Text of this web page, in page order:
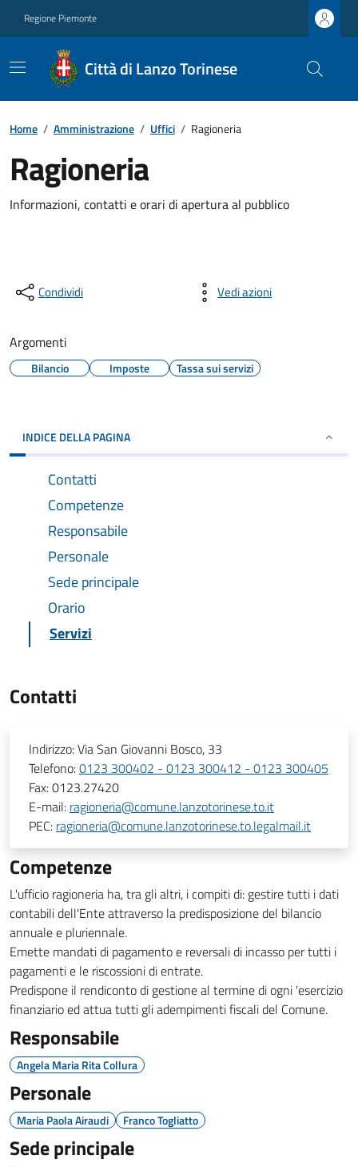
Regione Piemonte
Città di Lanzo Torinese
Home / Amministrazione / Uffici / Ragioneria
Ragioneria
Informazioni, contatti e orari di apertura al pubblico
Condividi Vedi azioni
Argomenti
Bilancio Imposte Tassa sui servizi
INDICE DELLA PAGINA
Contatti
Competenze
Responsabile
Personale
Sede principale
Orario
Servizi
Contatti
Indirizzo:Via San Giovanni Bosco, 33
Telefono:0123 300402 - 0123 300412 - 0123 300405
Fax:0123.27420
E-mail: ragioneria@comune.lanzotorinese.to.it
PEC: ragioneria@comune.lanzotorinese.to.legalmail.it
Competenze
L'ufficio ragioneria ha, tra gli altri, i compiti di: gestire tutti i dati
contabili dell'Ente attraverso la predisposizione del bilancio
annuale e pluriennale.
Emette mandati di pagamento e reversali di incasso per tutti i
pagamenti e le riscossioni di entrate.
Predispone il rendiconto di gestione al termine di ogni 'esercizio
finanziario ed attua tutti gli adempimenti fiscali del Comune.
Responsabile
Angela Maria Rita Collura
Personale
Maria Paola Airaudi Franco Togliatto
Sede principale